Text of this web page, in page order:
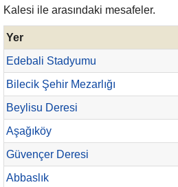
Kalesi ile arasındaki mesafeler.
Yer
Edebali Stadyumu
Bilecik Şehir Mezarlığı
Beylisu Deresi
Aşağıköy
Güvençer Deresi
Abbaslık